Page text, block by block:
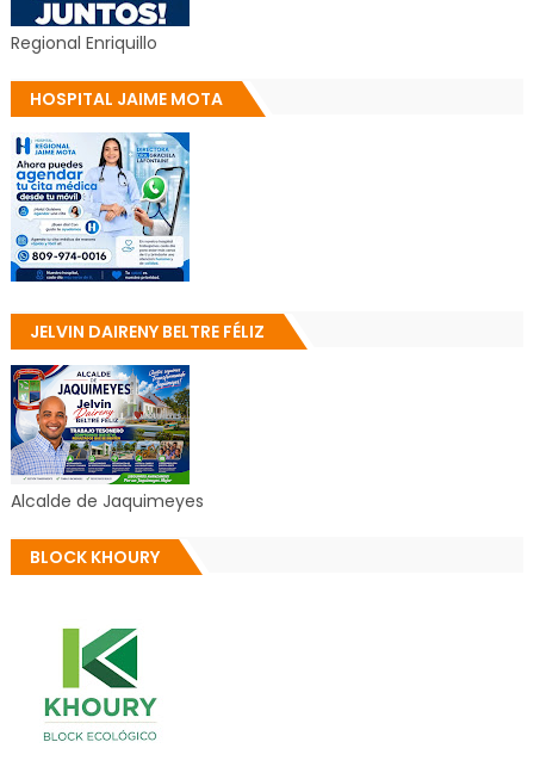
Regional Enriquillo
HOSPITAL JAIME MOTA
JELVIN DAIRENY BELTRE FÉLIZ
Alcalde de Jaquimeyes
BLOCK KHOURY